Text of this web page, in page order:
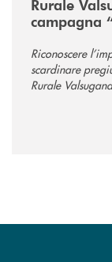
Rurale
campagna
Riconoscere
scardinare
Rurale